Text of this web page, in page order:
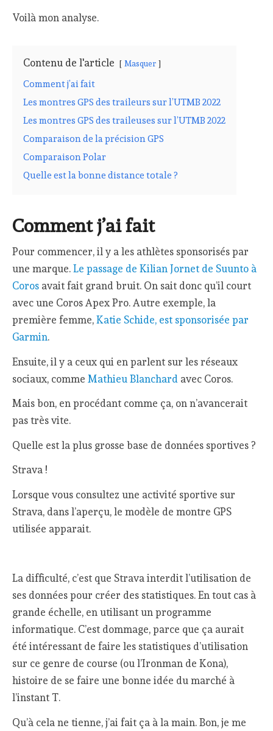
Voilà mon analyse.
Contenu de l'article Masquer
Comment j’ai fait
Les montres GPS des traileurs sur l’UTMB 2022
Les montres GPS des traileuses sur l’UTMB 2022
Comparaison de la précision GPS
Comparaison Polar
Quelle est la bonne distance totale ?
Comment j’ai fait
Pour commencer, il y a les athlètes sponsorisés par
une marque.Le passage de Kilian Jornet de Suunto à
Coros avait fait grand bruit. On sait donc qu’il court
avec une Coros Apex Pro. Autre exemple, la
première femme,Katie Schide, est sponsorisée par
Garmin.
Ensuite, il y a ceux qui en parlent sur les réseaux
sociaux, commeMathieu Blanchard avec Coros.
Mais bon, en procédant comme ça, on n’avancerait
pas très vite.
Quelle est la plus grosse base de données sportives ?
Strava !
Lorsque vous consultez une activité sportive sur
Strava, dans l’aperçu, le modèle de montre GPS
utilisée apparait.
La difficulté, c’est que Strava interdit l’utilisation de
ses données pour créer des statistiques. En tout cas à
grande échelle, en utilisant un programme
informatique. C’est dommage, parce que ça aurait
été intéressant de faire les statistiques d’utilisation
sur ce genre de course (ou l’Ironman de Kona),
histoire de se faire une bonne idée du marché à
l’instant T.
Qu’à cela ne tienne, j’ai fait ça à la main. Bon, je me